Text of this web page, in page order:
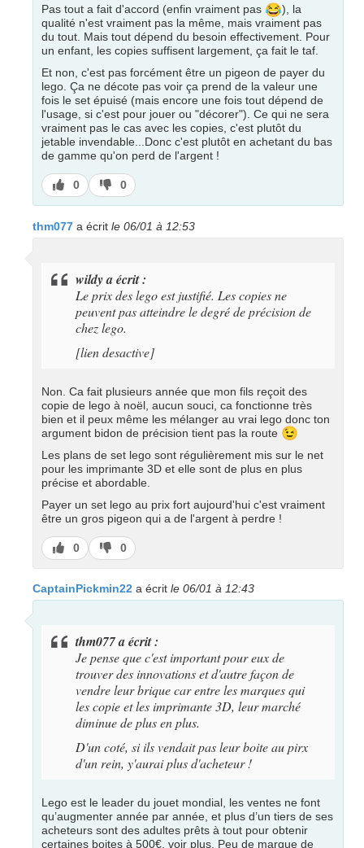
Pas tout a fait d'accord (enfin vraiment pas 😂), la
qualité n'est vraiment pas la même, mais vraiment pas
du tout. Mais tout dépend du besoin effectivement. Pour
un enfant, les copies suffisent largement, ça fait le taf.
Et non, c'est pas forcément être un pigeon de payer du
lego. Ça ne décote pas voir ça prend de la valeur une
fois le set épuisé (mais encore une fois tout dépend de
l'usage, si c'est pour jouer ou "décorer"). Ce qui ne sera
vraiment pas le cas avec les copies, c'est plutôt du
jetable invendable...Donc c'est plutôt en achetant du bas
de gamme qu'on perd de l'argent !
J’aime
0
J’aime
pas
0
thm077 a écrit le 06/01 à 12:53
wildy a écrit :
Le prix des lego est justifié. Les copies ne
peuvent pas atteindre le degré de précision de
chez lego.
[lien desactive]
Non. Ca fait plusieurs année que mon fils reçoit des
copie de lego à noël, aucun souci, ca fonctionne très
bien et il peux même les mélanger au vrai lego donc ton
argument bidon de précision tient pas la route 😉
Les plans de set lego sont régulièrement mis sur le net
pour les imprimante 3D et elle sont de plus en plus
précise et abordable.
Payer un set lego au prix fort aujourd'hui c'est vraiment
être un gros pigeon qui a de l'argent à perdre !
J’aime
0
J’aime
pas
0
CaptainPickmin22 a écrit le 06/01 à 12:43
thm077 a écrit :
Je pense que c'est important pour eux de
trouver des innovations et d'autre façon de
vendre leur brique car entre les marques qui
les copie et les imprimante 3D, leur marché
diminue de plus en plus.
D'un coté, si ils vendait pas leur boite au pirx
d'un rein, y'aurai plus d'acheteur !
Lego est le leader du jouet mondial, les ventes ne font
qu’augmenter année par année, et plus d’un tiers de ses
acheteurs sont des adultes prêts à tout pour obtenir
certaines boites à 500€, voir plus. Peu de marque de